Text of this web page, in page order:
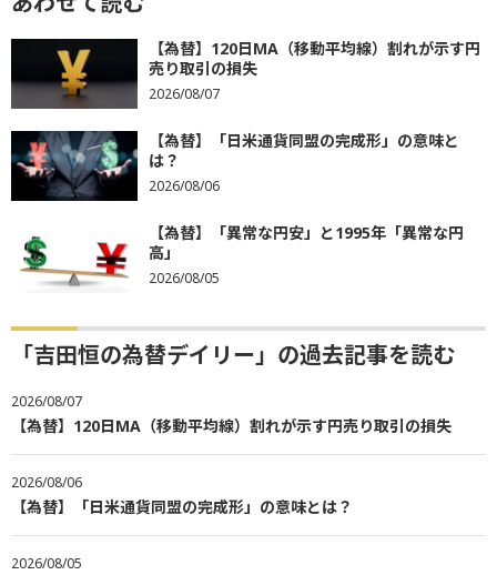
【為替】120日MA（移動平均線）割れが示す円
売り取引の損失
2026/08/07
【為替】「日米通貨同盟の完成形」の意味と
は？
2026/08/06
【為替】「異常な円安」と1995年「異常な円
高」
2026/08/05
「吉田恒の為替デイリー」の過去記事を読む
2026/08/07
【為替】120日MA（移動平均線）割れが示す円売り取引の損失
2026/08/06
【為替】「日米通貨同盟の完成形」の意味とは？
2026/08/05